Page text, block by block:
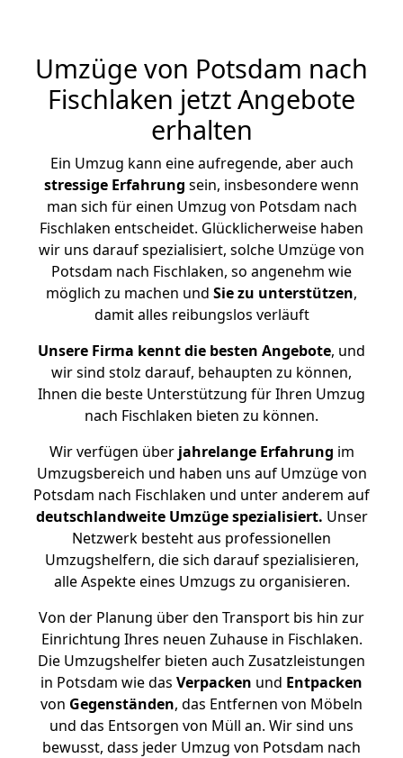
Umzüge von Potsdam nach
Fischlaken jetzt Angebote
erhalten
Ein Umzug kann eine aufregende, aber auch
stressige Erfahrung sein, insbesondere wenn
man sich für einen Umzug von Potsdam nach
Fischlaken entscheidet. Glücklicherweise haben
wir uns darauf spezialisiert, solche Umzüge von
Potsdam nach Fischlaken, so angenehm wie
möglich zu machen und Sie zu unterstützen,
damit alles reibungslos verläuft
Unsere Firma kennt die besten Angebote, und
wir sind stolz darauf, behaupten zu können,
Ihnen die beste Unterstützung für Ihren Umzug
nach Fischlaken bieten zu können.
Wir verfügen überjahrelange Erfahrung im
Umzugsbereich und haben uns auf Umzüge von
Potsdam nach Fischlaken und unter anderem auf
deutschlandweite Umzüge spezialisiert. Unser
Netzwerk besteht aus professionellen
Umzugshelfern, die sich darauf spezialisieren,
alle Aspekte eines Umzugs zu organisieren.
Von der Planung über den Transport bis hin zur
Einrichtung Ihres neuen Zuhause in Fischlaken.
Die Umzugshelfer bieten auch Zusatzleistungen
in Potsdam wie das Verpacken und Entpacken
von Gegenständen, das Entfernen von Möbeln
und das Entsorgen von Müll an. Wir sind uns
bewusst, dass jeder Umzug von Potsdam nach